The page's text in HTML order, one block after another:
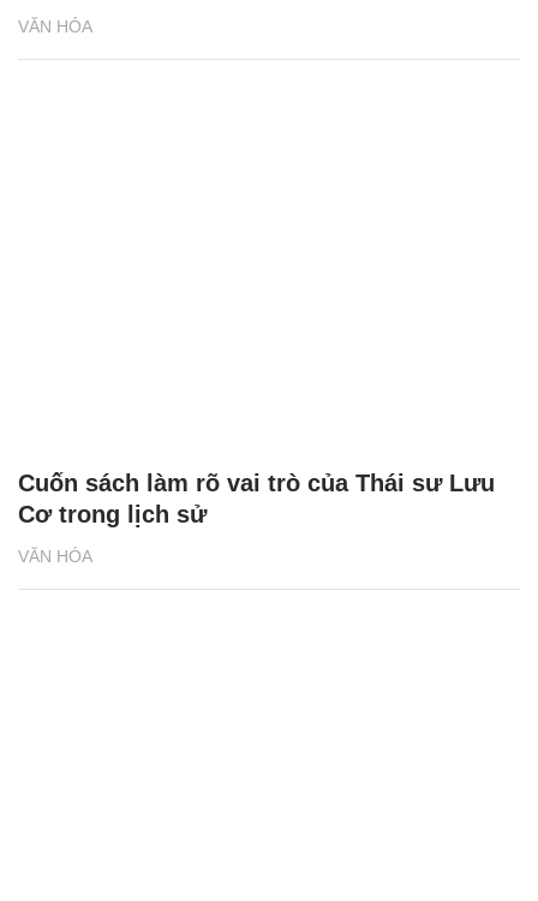
VĂN HÓA
VĂN HÓA
Cuốn sách làm rõ vai trò của Thái sư Lưu
Cơ trong lịch sử